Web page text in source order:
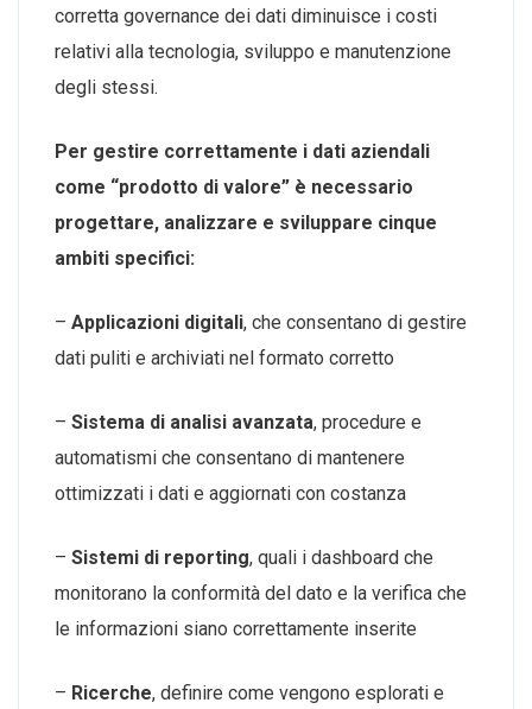
corretta governance dei dati diminuisce i costi
relativi alla tecnologia, sviluppo e manutenzione
degli stessi.
Per gestire correttamente i dati aziendali
come “prodotto di valore” è necessario
progettare, analizzare e sviluppare cinque
ambiti specifici:
– Applicazioni digitali, che consentano di gestire
dati puliti e archiviati nel formato corretto
– Sistema di analisi avanzata, procedure e
automatismi che consentano di mantenere
ottimizzati i dati e aggiornati con costanza
– Sistemi di reporting, quali i dashboard che
monitorano la conformità del dato e la verifica che
le informazioni siano correttamente inserite
– Ricerche, definire come vengono esplorati e